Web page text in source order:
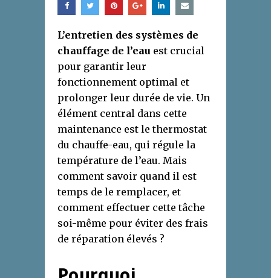
L’entretien des systèmes de
chauffage de l’eau est crucial
pour garantir leur
fonctionnement optimal et
prolonger leur durée de vie. Un
élément central dans cette
maintenance est le thermostat
du chauffe-eau, qui régule la
température de l’eau. Mais
comment savoir quand il est
temps de le remplacer, et
comment effectuer cette tâche
soi-même pour éviter des frais
de réparation élevés ?